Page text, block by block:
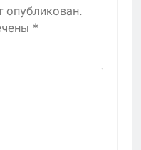
опубликован.
*